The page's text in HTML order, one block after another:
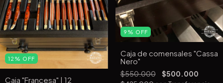
12 % OFF
Caja "Francesa" | 12
9 % OFF
Caja de comensales "Cassa
Nero"
$550.000 $500.000